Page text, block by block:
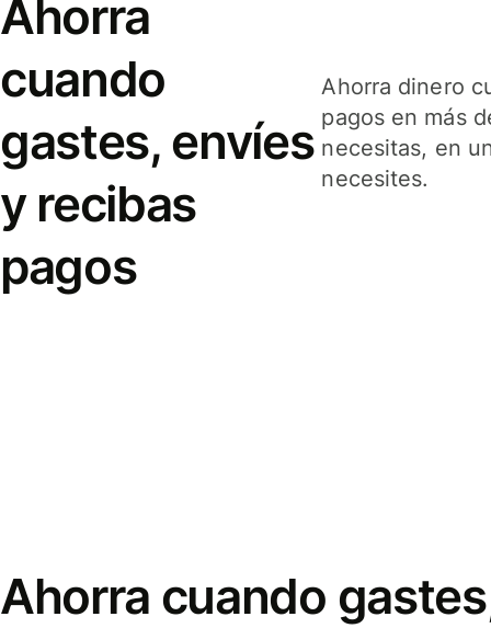
Ahorra
cuando
gastes, envíes
y recibas
pagos
Ahorra dinero
pagos en más
necesitas, en
necesites.
Ahorra cuando